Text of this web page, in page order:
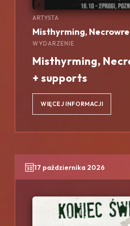
ARTYSTA
Misthyrming,
WYDARZENIE
Misthyrming,
+ supports
WIĘCEJ INFORMACJI
17 października 2026